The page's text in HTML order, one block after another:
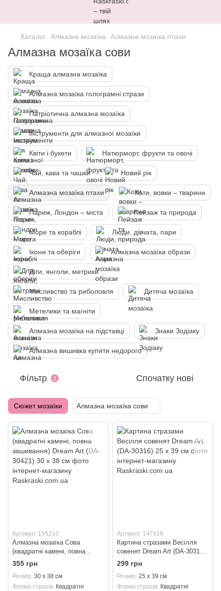
Каталог Алмазна мозаїка Алмазна мозаїка птахи
Алмазна мозаїка сови
Краща алмазна мозаїка
Алмазна мозаїка голограмні стрази
Патріотична алмазна мозаїка
Інструменти для алмазної мозаїки
Квіти і букети Натюрморт, фрукти та овочі
Чай, кава та чашки Новий рік
Алмазна мозаїка птахи Коти, вовки – тварини
Париж, Лондон – міста Пейзаж та природа
Море та кораблі Люди, дівчата, пари
Ікони та оберіги Алмазна мозаїка образи
Діти, янголи, метрики
Мисливство та риболовля Дитяча мозаїка
Метелики та магніти
Алмазна мозаїка на підставці Знаки Зодіаку
Алмазна вишивка купити недорого
Фільтр 1 Спочатку нові
Сюжет мозаїки Алмазна мозаїка сови
Артикул: 155216
Алмазна мозаїка Сова
(квадратні камені, повна
зашивання) Dream Art (DA-
30421) 30 х 38 см
355 грн
Розмір 30 х 38 см
Форма стразів Квадратні
Артикул: 147919
Картина стразами Весілля
совенят Dream Art (DA-30316)
25 х 39 см
299 грн
Розмір 25 х 39 см
Форма стразів Квадратні